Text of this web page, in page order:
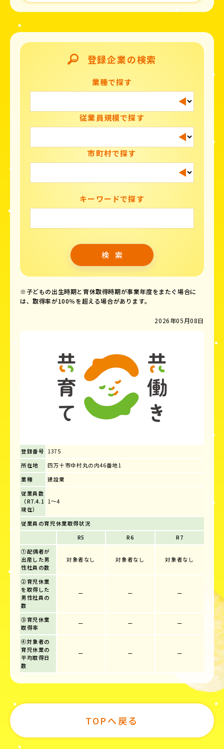
登録企業の検索
業種で探す
従業員規模で探す
市町村で探す
キーワードで探す
※子どもの出生時期と育休取得時期が事業年度をまたぐ場合に
は、取得率が100％を超える場合があります。
2026年05月08日
登録番号 1375
所在地
四万十市中村丸の内46番地1
業種
建設業
従業員数
（R7.4.1
現在）
1～4
従業員の育児休業取得状況
R5
R6
R7
①配偶者が
出産した男
性社員の数
対象者なし 対象者なし 対象者なし
②育児休業
を取得した
男性社員の
数
ー ー ー
③育児休業
取得率
ー ー ー
④対象者の
育児休業の
平均取得日
数
ー ー ー
TOPへ戻る